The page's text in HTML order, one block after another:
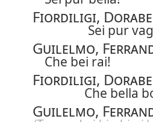
Fiordiligi,
Sei pur
Guilelmo,
Che bei rai!
Fiordiligi,
Che bella
Guilelmo,